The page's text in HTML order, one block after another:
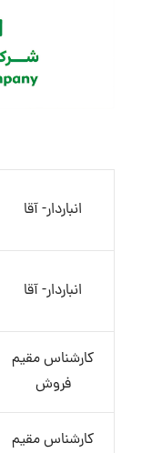
انباردار- آقا
انباردار- آقا
کارشناس مقیم
فروش
کارشناس مقیم